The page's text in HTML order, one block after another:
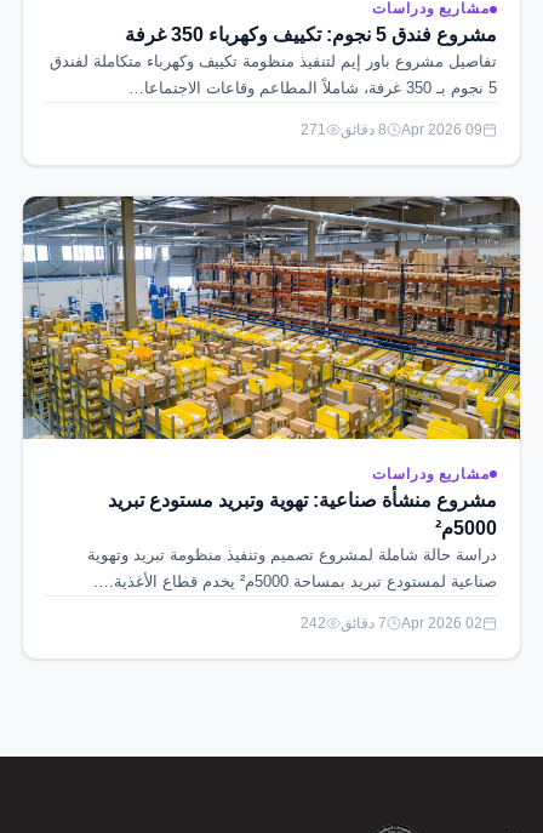
مشاريع ودراسات
مشروع فندق 5 نجوم: تكييف وكهرباء 350 غرفة
تفاصيل مشروع باور إيم لتنفيذ منظومة تكييف وكهرباء متكاملة لفندق
5 نجوم بـ 350 غرفة، شاملاً المطاعم وقاعات الاجتماعا…
09 Apr 2026 8 دقائق 271
مشاريع ودراسات
مشروع منشأة صناعية: تهوية وتبريد مستودع تبريد
5000م²
دراسة حالة شاملة لمشروع تصميم وتنفيذ منظومة تبريد وتهوية
صناعية لمستودع تبريد بمساحة 5000م² يخدم قطاع الأغذية.…
02 Apr 2026 7 دقائق 242